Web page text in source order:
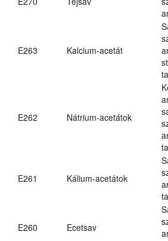
E263 Kalcium-acetát
E262 Nátrium-acetátok
E261 Kálium-acetátok
E260 Ecetsav